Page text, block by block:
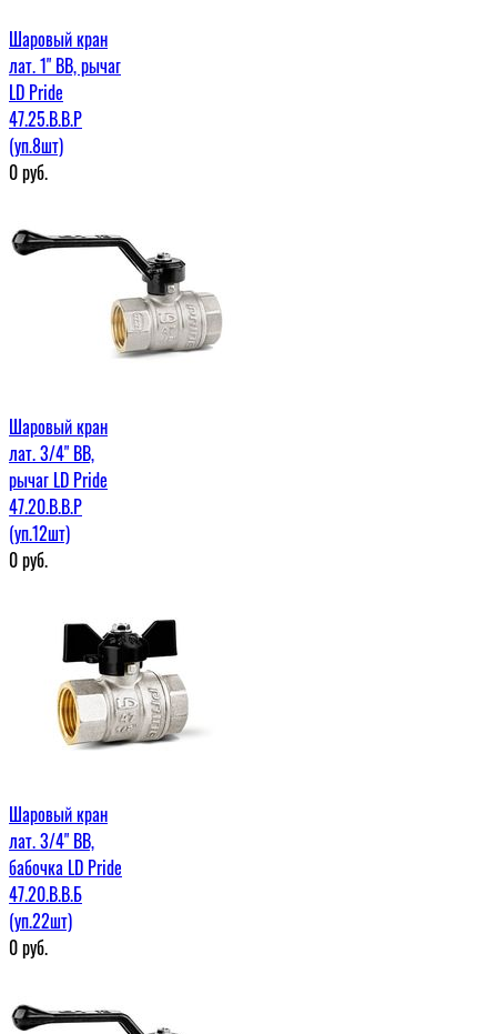
Шаровый кран
лат. 1" ВВ, рычаг
LD Pride
47.25.В.В.Р
(уп.8шт)
0руб.
Шаровый кран
лат. 3/4" ВВ,
рычаг LD Pride
47.20.В.В.Р
(уп.12шт)
0руб.
Шаровый кран
лат. 3/4" ВВ,
бабочка LD Pride
47.20.В.В.Б
(уп.22шт)
0руб.